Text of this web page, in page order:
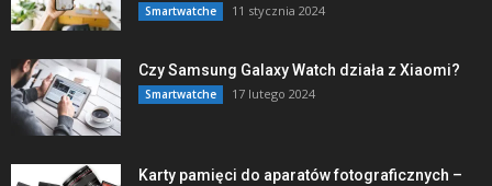
Smartwatche 11 stycznia 2024
Czy Samsung Galaxy Watch działa z Xiaomi?
Smartwatche 17 lutego 2024
Karty pamięci do aparatów fotograficznych –